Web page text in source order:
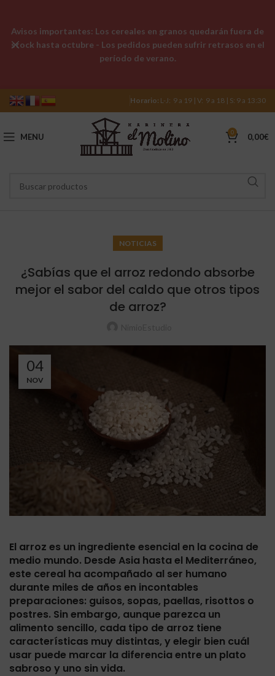
Horario: L-J: 9 a 19 | V: 9 a 18 | S: 9 a 13:30
MENU 0 0,00€
NOTICIAS
¿Sabías que el arroz redondo absorbe
mejor el sabor del caldo que otros tipos
de arroz?
04
NOV
El arroz es un ingrediente esencial en la cocina de
medio mundo. Desde Asia hasta el Mediterráneo,
este cereal ha acompañado al ser humano
durante miles de años en incontables
preparaciones: guisos, sopas, paellas, risottos o
postres. Sin embargo, aunque parezca un
alimento sencillo, cada tipo de arroz tiene
características muy distintas, y elegir bien cuál
usar puede marcar la diferencia entre un plato
sabroso y uno sin vida.
Avisos importantes: Los cereales en granos quedarán fuera de
stock hasta octubre - Los pedidos pueden sufrir retrasos en el
período de verano.